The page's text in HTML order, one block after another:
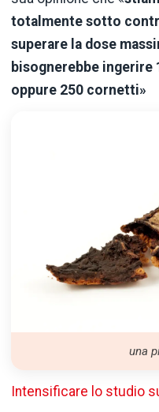
totalmente sotto
superare la dose
bisognerebbe
oppure 250 cornetti»
una
Intensificare lo studio